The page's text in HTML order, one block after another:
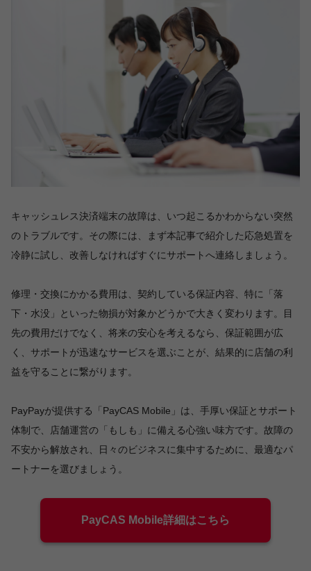
キャッシュレス決済端末の故障は、いつ起こるかわからない突然
のトラブルです。その際には、まず本記事で紹介した応急処置を
冷静に試し、改善しなければすぐにサポートへ連絡しましょう。
修理・交換にかかる費用は、契約している保証内容、特に「落
下・水没」といった物損が対象かどうかで大きく変わります。目
先の費用だけでなく、将来の安心を考えるなら、保証範囲が広
く、サポートが迅速なサービスを選ぶことが、結果的に店舗の利
益を守ることに繋がります。
PayPayが提供する「PayCAS Mobile」は、手厚い保証とサポート
体制で、店舗運営の「もしも」に備える心強い味方です。故障の
不安から解放され、日々のビジネスに集中するために、最適なパ
ートナーを選びましょう。
PayCAS Mobile詳細はこちら